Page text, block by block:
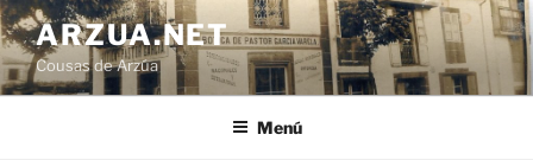
Ir
o
contido
ARZUA.NET
Cousas de Arzúa
Menú